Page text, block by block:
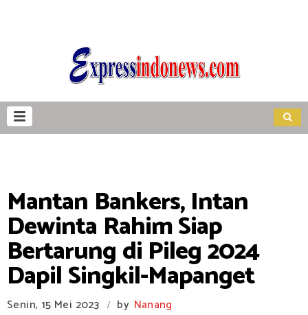
Mantan Bankers, Intan
Dewinta Rahim Siap
Bertarung di Pileg 2024
Dapil Singkil-Mapanget
Senin, 15 Mei 2023 / by Nanang